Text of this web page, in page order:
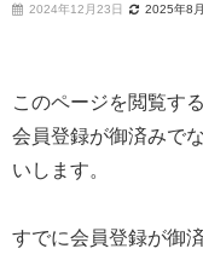
2024年12月23日 2025年8
このページを閲覧す
会員登録が御済みで
いします。
すでに会員登録が御